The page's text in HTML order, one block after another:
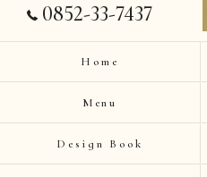
0852-33-7437
Home
Menu
Design Book